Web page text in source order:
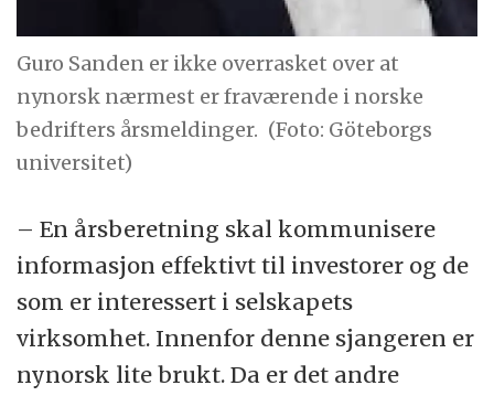
Guro Sanden er ikke overrasket over at
nynorsk nærmest er fraværende i norske
bedrifters årsmeldinger. (Foto: Göteborgs
universitet)
– En årsberetning skal kommunisere
informasjon effektivt til investorer og de
som er interessert i selskapets
virksomhet. Innenfor denne sjangeren er
nynorsk lite brukt. Da er det andre